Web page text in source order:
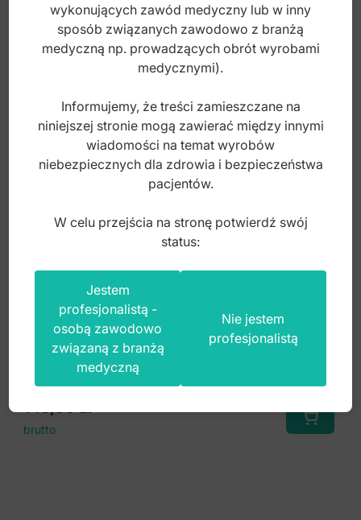
Kleszcze ekstrakcyjne dla kotów 160mm
Index: DV.110.160
145,00zł
brutto
wykonujących zawód medyczny lub w inny
sposób związanych zawodowo z branżą
medyczną np. prowadzących obrót wyrobami
medycznymi).
Informujemy, że treści zamieszczane na
niniejszej stronie mogą zawierać między innymi
wiadomości na temat wyrobów
niebezpiecznych dla zdrowia i bezpieczeństwa
pacjentów.
W celu przejścia na stronę potwierdź swój
status:
Jestem
profesjonalistą -
osobą zawodowo
związaną z branżą
medyczną
Nie jestem
profesjonalistą